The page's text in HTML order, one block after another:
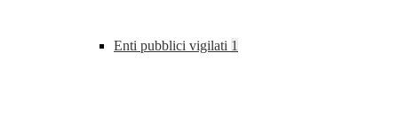
Enti pubblici vigilati 1